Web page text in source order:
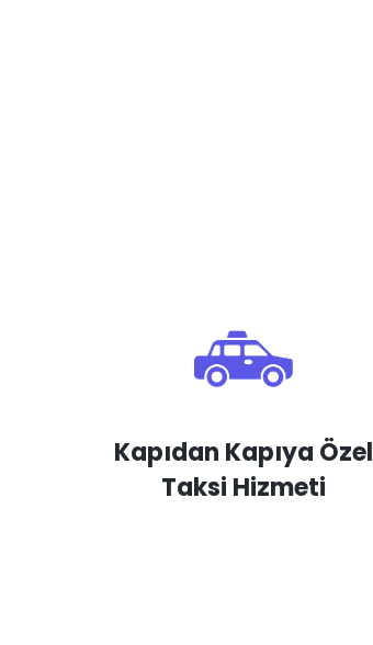
Kapıdan Kapıya Özel
Taksi Hizmeti